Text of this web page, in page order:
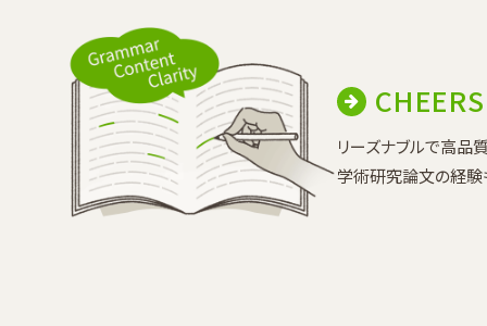
リーズナブルで高品
学術研究論文の経験